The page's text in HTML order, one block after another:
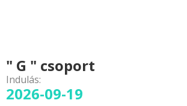
" G " csoport
Indulás:
2026-09-19